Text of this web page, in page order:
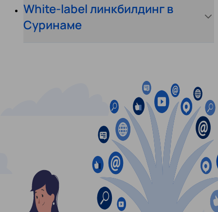
White-label линкбилдинг в
Суринаме